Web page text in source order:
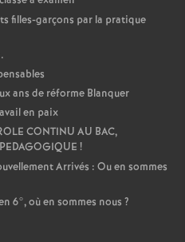
filles-garçons par la pratique
ans de réforme Blanquer
en paix
CONTINU AU BAC,
!
Arrivés : Ou en sommes
6°, où en sommes nous ?